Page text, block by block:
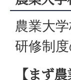
農業大
研修制
【まず